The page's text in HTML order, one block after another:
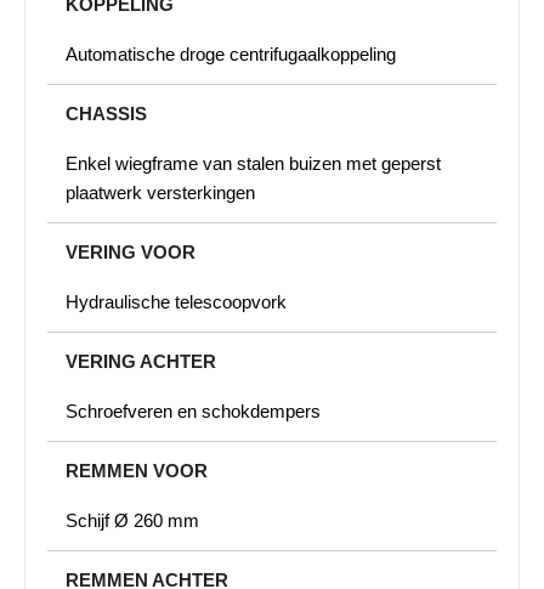
KOPPELING
Automatische droge centrifugaalkoppeling
CHASSIS
Enkel wiegframe van stalen buizen met geperst
plaatwerk versterkingen
VERING VOOR
Hydraulische telescoopvork
VERING ACHTER
Schroefveren en schokdempers
REMMEN VOOR
Schijf Ø 260 mm
REMMEN ACHTER